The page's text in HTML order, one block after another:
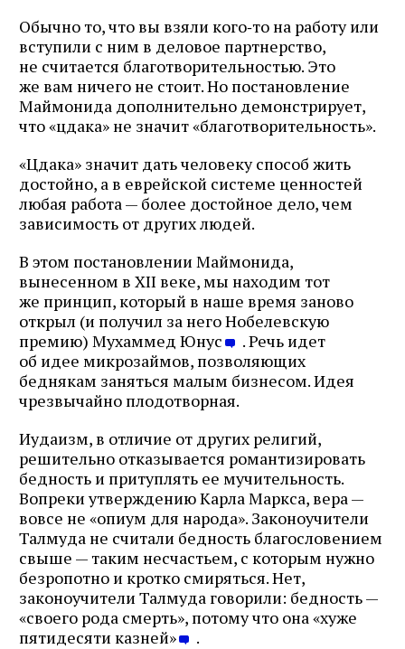
Обычно то, что вы взяли кого‑то на работу или
вступили с ним в деловое партнерство,
не считается благотворительностью. Это
же вам ничего не стоит. Но постановление
Маймонида дополнительно демонстрирует,
что «цдака» не значит «благотворительность».
«Цдака» значит дать человеку способ жить
достойно, а в еврейской системе ценностей
любая работа — более достойное дело, чем
зависимость от других людей.
В этом постановлении Маймонида,
вынесенном в XII веке, мы находим тот
же принцип, который в наше время заново
открыл (и получил за него Нобелевскую
премию) Мухаммед Юнус
. Речь идет
об идее микрозаймов, позволяющих
беднякам заняться малым бизнесом. Идея
чрезвычайно плодотворная.
Иудаизм, в отличие от других религий,
решительно отказывается романтизировать
бедность и притуплять ее мучительность.
Вопреки утверждению Карла Маркса, вера —
вовсе не «опиум для народа». Законоучители
Талмуда не считали бедность благословением
свыше — таким несчастьем, с которым нужно
безропотно и кротко смиряться. Нет,
законоучители Талмуда говорили: бедность —
«своего рода смерть», потому что она «хуже
пятидесяти казней»
.